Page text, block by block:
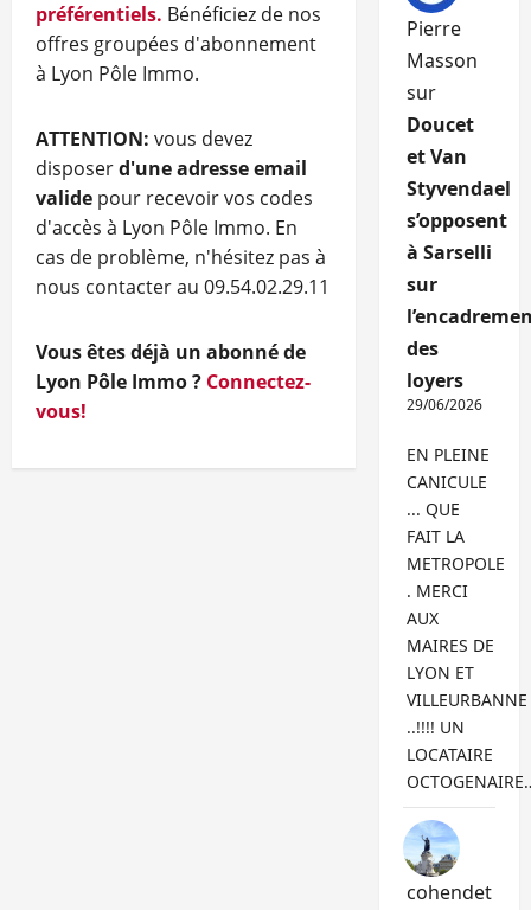
préférentiels. Bénéficiez de nos
offres groupées d'abonnement
à Lyon Pôle Immo.
ATTENTION: vous devez
disposerd'une adresse email
valide pour recevoir vos codes
d'accès à Lyon Pôle Immo. En
cas de problème, n'hésitez pas à
nous contacter au 09.54.02.29.11
Vous êtes déjà un abonné de
Lyon Pôle Immo ? Connectez-
vous!
Pierre
Masson
sur
Doucet
et Van
Styvendael
s’opposent
à Sarselli
sur
des
loyers
29/06/2026
EN PLEINE
CANICULE
... QUE
FAIT LA
METROPOLE
. MERCI
AUX
MAIRES DE
LYON ET
VILLEURBANNE
..!!!! UN
LOCATAIRE
cohendet